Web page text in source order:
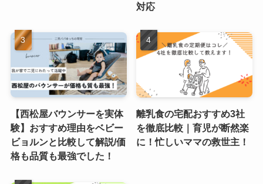
対応
【西松屋バウンサーを実体
験】おすすめ理由をベビー
ビョルンと比較して解説/価
格も品質も最強でした！
離乳食の宅配おすすめ3社
を徹底比較｜育児が断然楽
に！忙しいママの救世主！